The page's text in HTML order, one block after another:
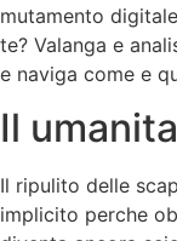
mutamento
te? Valanga e
e naviga come e
Il
Il ripulito delle
implicito perche